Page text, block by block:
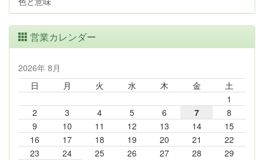
営業カレンダー
2026年 8月
日
月 火 水 木 金
土
1
2
3 4 5 6 7
8
9
10 11 12 13 14
15
16
17 18 19 20 21
22
23
24 25 26 27 28
29